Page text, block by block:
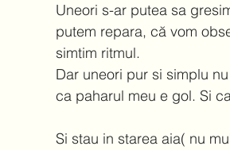
Uneori s-ar putea sa
putem repara, că vom
simtim ritmul.
Dar uneori pur si simplu
ca paharul meu e gol. Si
Si stau in starea aia( nu